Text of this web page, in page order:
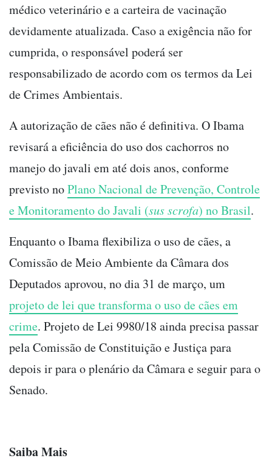
médico veterinário e a carteira de vacinação
devidamente atualizada. Caso a exigência não for
cumprida, o responsável poderá ser
responsabilizado de acordo com os termos da Lei
de Crimes Ambientais.
A autorização de cães não é definitiva. O Ibama
revisará a eficiência do uso dos cachorros no
manejo do javali em até dois anos, conforme
previsto noPlano Nacional de Prevenção, Controle
e Monitoramento do Javali (sus scrofa) no Brasil.
Enquanto o Ibama flexibiliza o uso de cães, a
Comissão de Meio Ambiente da Câmara dos
Deputados aprovou, no dia 31 de março, um
projeto de lei que transforma o uso de cães em
crime. Projeto de Lei 9980/18 ainda precisa passar
pela Comissão de Constituição e Justiça para
depois ir para o plenário da Câmara e seguir para o
Senado.
Saiba Mais